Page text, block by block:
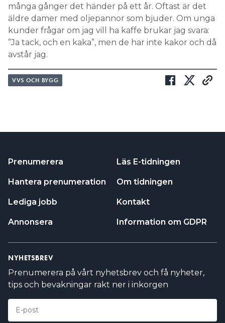
många gånger det händer på ett år. Oftast är det
äldre damer med oljepannor som bjuder. Om unga
kunder frågar om jag vill ha kaffe brukar jag svara:
”Ja tack, och en kaka”, men de har inte kakor och då
avstår jag.
VVS OCH BYGG
Prenumerera
Hantera prenumeration
Lediga jobb
Annonsera
Läs E-tidningen
Om tidningen
Kontakt
Information om GDPR
NYHETSBREV
Prenumerera på vårt nyhetsbrev och få nyheter,
tips och bevakningar rakt ner i inkorgen